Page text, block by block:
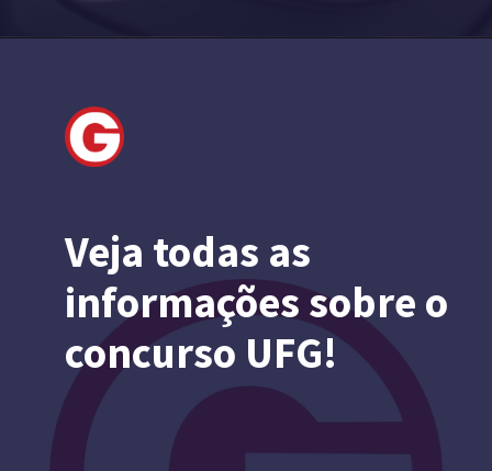
Veja todas as
informações sobre o
concurso UFG!